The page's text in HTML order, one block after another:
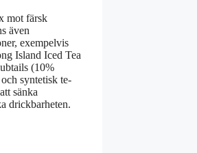
mot färsk
även
exempelvis
Island Iced Tea
(10%
syntetisk te-
sänka
drickbarheten.